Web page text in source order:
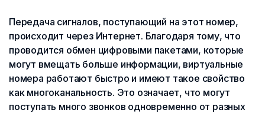
Передача сигналов, поступающий на этот номер,
происходит через Интернет. Благодаря тому, что
проводится обмен цифровыми пакетами, которые
могут вмещать больше информации, виртуальные
номера работают быстро и имеют такое свойство
как многоканальность. Это означает, что могут
поступать много звонков одновременно от разных